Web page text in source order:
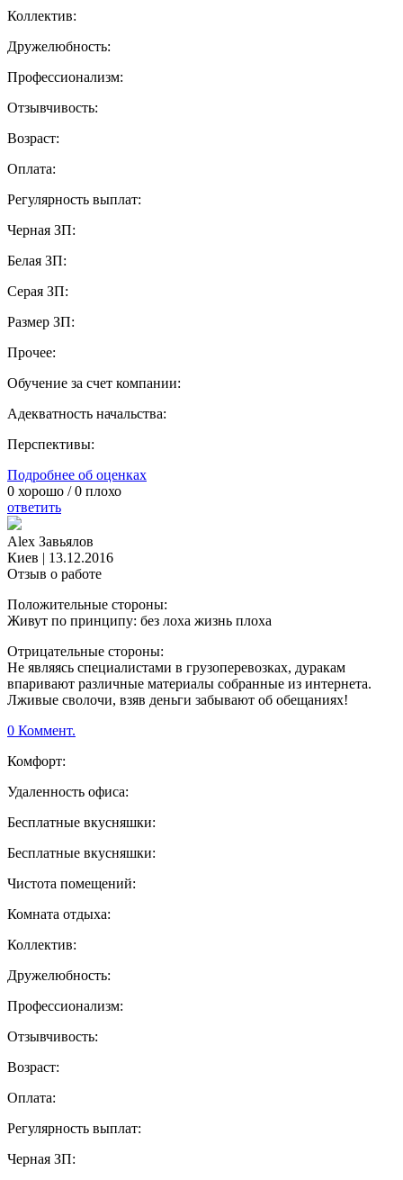
Коллектив:
Дружелюбность:
Профессионализм:
Отзывчивость:
Возраст:
Оплата:
Регулярность выплат:
Черная ЗП:
Белая ЗП:
Серая ЗП:
Размер ЗП:
Прочее:
Обучение за счет компании:
Адекватность начальства:
Перспективы:
Подробнее об оценках
0 хорошо /0 плохо
ответить
Alex Завьялов
Киев | 13.12.2016
Отзыв о работе
Положительные стороны:
Живут по принципу: без лоха жизнь плоха
Отрицательные стороны:
Не являясь специалистами в грузоперевозках, дуракам
впаривают различные материалы собранные из интернета.
Лживые сволочи, взяв деньги забывают об обещаниях!
0 Коммент.
Комфорт:
Удаленность офиса:
Бесплатные вкусняшки:
Бесплатные вкусняшки:
Чистота помещений:
Комната отдыха:
Коллектив:
Дружелюбность:
Профессионализм:
Отзывчивость:
Возраст:
Оплата:
Регулярность выплат:
Черная ЗП: